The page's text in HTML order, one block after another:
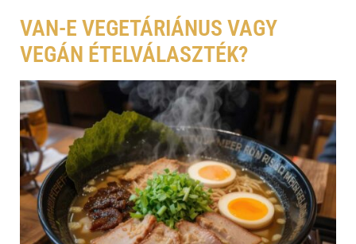
VAN-E VEGETÁRIÁNUS VAGY
VEGÁN ÉTELVÁLASZTÉK?